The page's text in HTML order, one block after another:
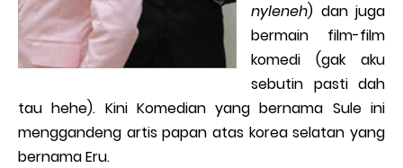
nyleneh) dan juga
bermain film-film
komedi (gak aku
sebutin pasti dah
tau hehe). Kini Komedian yang bernama Sule ini
menggandeng artis papan atas korea selatan yang
bernama Eru.